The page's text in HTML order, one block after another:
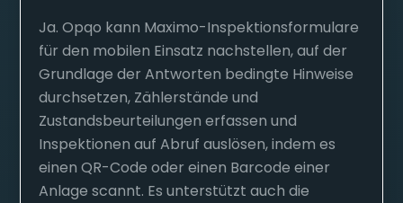
Ja. Opqo kann Maximo-Inspektionsformulare
für den mobilen Einsatz nachstellen, auf der
Grundlage der Antworten bedingte Hinweise
durchsetzen, Zählerstände und
Zustandsbeurteilungen erfassen und
Inspektionen auf Abruf auslösen, indem es
einen QR-Code oder einen Barcode einer
Anlage scannt. Es unterstützt auch die